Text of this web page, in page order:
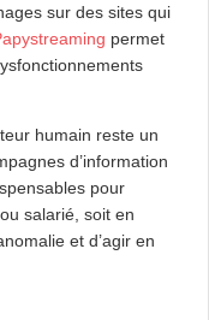
sur des sites qui
permet
humain reste un
d’information
pour
salarié, soit en
et d’agir en